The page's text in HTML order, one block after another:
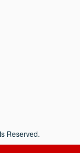
Reserved.